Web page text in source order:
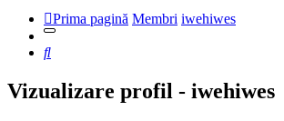
Prima pagină Membri iwehiwes
Căutare
Vizualizare profil - iwehiwes